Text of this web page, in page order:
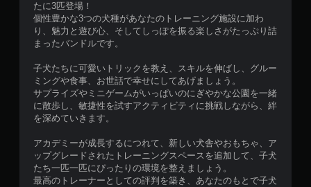
たに3匹登場！
個性豊かな3つの犬種があなたのトレーニング施設に加わ
り、魅力と遊び心、そしてしっぽを振る楽しさがたっぷり詰
まったバンドルです。
子犬たちに可愛いトリックを教え、スキルを伸ばし、グルー
ミングや食事、お世話で幸せにしてあげましょう。
サプライズやミニゲームがいっぱいのにぎやかな公園を一緒
に散歩し、敏捷性を試すアクティビティに挑戦しながら、絆
を深めていきます。
アカデミーが成長するにつれて、新しい犬舎やおもちゃ、ア
ップグレードされたトレーニングスペースを追加して、子犬
たち一匹一匹にぴったりの環境を整えましょう。
最高のトレーナーとしての評判を築き、あなたのもとで子犬